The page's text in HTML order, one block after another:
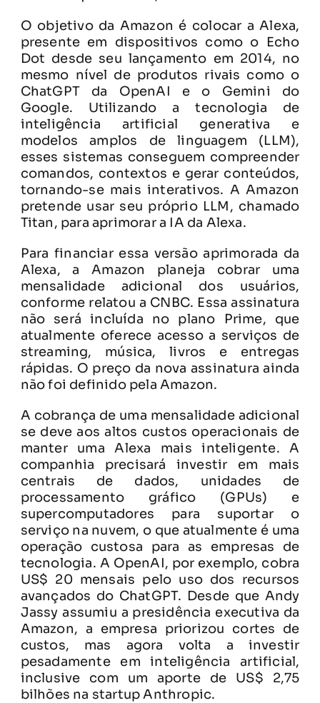
O objetivo da Amazon é colocar a Alexa,
presente em dispositivos como o Echo
Dot desde seu lançamento em 2014, no
mesmo nível de produtos rivais como o
ChatGPT da OpenAI e o Gemini do
Google. Utilizando a tecnologia de
inteligência artificial generativa e
modelos amplos de linguagem (LLM),
esses sistemas conseguem compreender
comandos, contextos e gerar conteúdos,
tornando-se mais interativos. A Amazon
pretende usar seu próprio LLM, chamado
Titan, para aprimorar a IA da Alexa.
Para financiar essa versão aprimorada da
Alexa, a Amazon planeja cobrar uma
mensalidade adicional dos usuários,
conforme relatou a CNBC. Essa assinatura
não será incluída no plano Prime, que
atualmente oferece acesso a serviços de
streaming, música, livros e entregas
rápidas. O preço da nova assinatura ainda
não foi definido pela Amazon.
A cobrança de uma mensalidade adicional
se deve aos altos custos operacionais de
manter uma Alexa mais inteligente. A
companhia precisará investir em mais
centrais de dados, unidades de
processamento gráfico (GPUs) e
supercomputadores para suportar o
serviço na nuvem, o que atualmente é uma
operação custosa para as empresas de
tecnologia. A OpenAI, por exemplo, cobra
US$ 20 mensais pelo uso dos recursos
avançados do ChatGPT. Desde que Andy
Jassy assumiu a presidência executiva da
Amazon, a empresa priorizou cortes de
custos, mas agora volta a investir
pesadamente em inteligência artificial,
inclusive com um aporte de US$ 2,75
bilhões na startup Anthropic.